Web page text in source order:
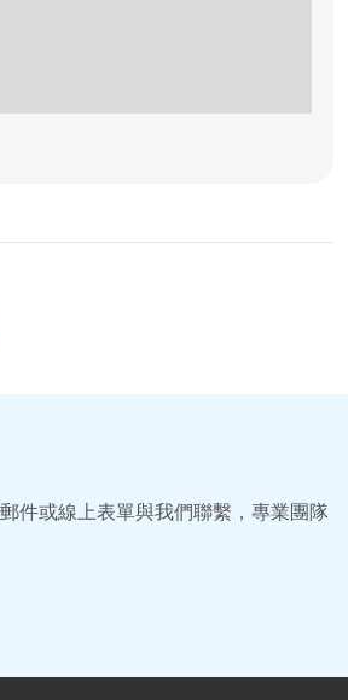
件或線上表單與我們聯繫，專業團隊